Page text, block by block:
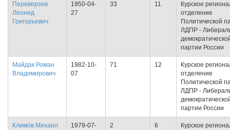
Переверзев
Леонид
Григорьевич
1950-04-
27
33 11
Курское
отделение
Политической
ЛДПР -
партии России
Майдак Роман
Владимирович
1982-10-
07
71 12
Курское
отделение
Политической
ЛДПР -
партии России
Климов Михаил
1979-07-
2 6
Курское